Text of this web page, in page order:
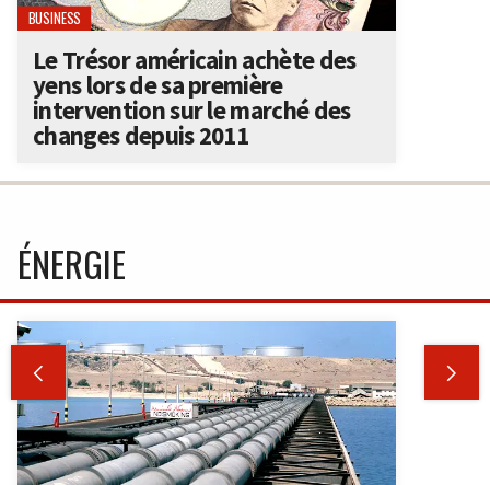
BUSINESS
Le Trésor américain achète des
yens lors de sa première
intervention sur le marché des
changes depuis 2011
ÉNERGIE
 